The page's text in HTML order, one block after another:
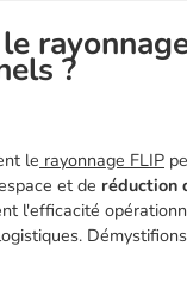
?
le rayonnage FLIP
et de réduction
l'efficacité